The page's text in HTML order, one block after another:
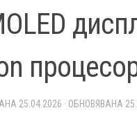
25.04.2026 · ОБНОВЯВАНА